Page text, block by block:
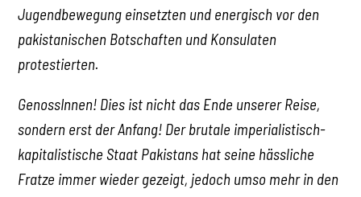
Jugendbewegung einsetzten und energisch vor den
pakistanischen Botschaften und Konsulaten
protestierten.
GenossInnen! Dies ist nicht das Ende unserer Reise,
sondern erst der Anfang! Der brutale imperialistisch-
kapitalistische Staat Pakistans hat seine hässliche
Fratze immer wieder gezeigt, jedoch umso mehr in den